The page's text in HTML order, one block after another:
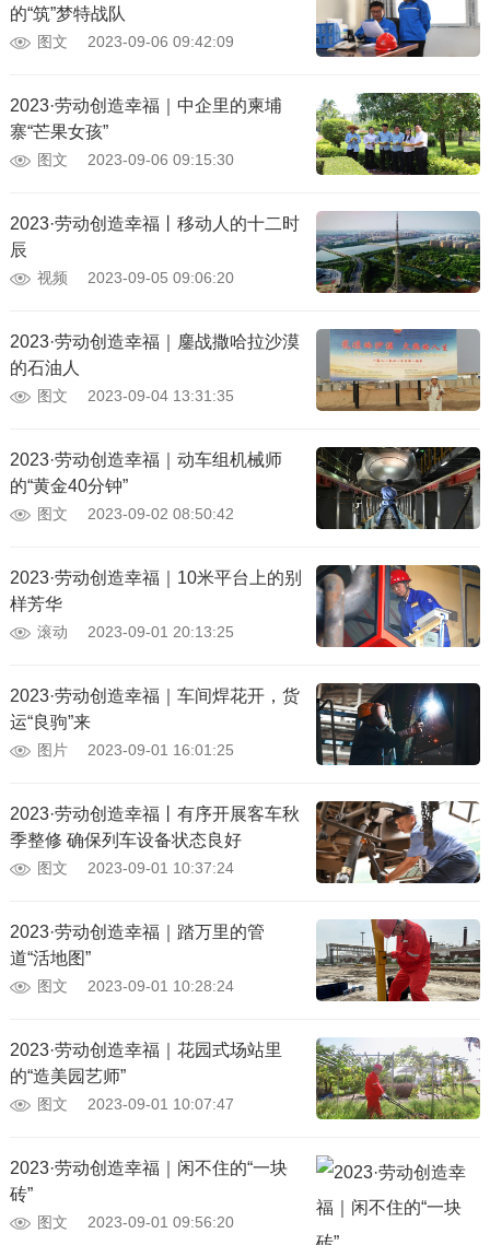
的“筑”梦特战队
图文 2023-09-06 09:42:09
2023·劳动创造幸福｜中企里的柬埔
寨“芒果女孩”
图文 2023-09-06 09:15:30
2023·劳动创造幸福丨移动人的十二时
辰
视频 2023-09-05 09:06:20
2023·劳动创造幸福｜鏖战撒哈拉沙漠
的石油人
图文 2023-09-04 13:31:35
2023·劳动创造幸福｜动车组机械师
的“黄金40分钟”
图文 2023-09-02 08:50:42
2023·劳动创造幸福｜10米平台上的别
样芳华
滚动 2023-09-01 20:13:25
2023·劳动创造幸福｜车间焊花开，货
运“良驹”来
图片 2023-09-01 16:01:25
2023·劳动创造幸福丨有序开展客车秋
季整修 确保列车设备状态良好
图文 2023-09-01 10:37:24
2023·劳动创造幸福｜踏万里的管
道“活地图”
图文 2023-09-01 10:28:24
2023·劳动创造幸福｜花园式场站里
的“造美园艺师”
图文 2023-09-01 10:07:47
2023·劳动创造幸福｜闲不住的“一块
砖”
图文 2023-09-01 09:56:20